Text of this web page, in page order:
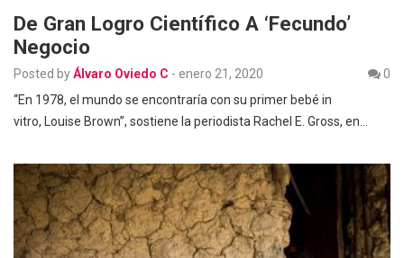
De Gran Logro Científico A ‘fecundo’
Negocio
Posted byÁlvaro Oviedo C - enero 21, 2020
0
“En 1978, el mundo se encontraría con su primer bebé in
vitro, Louise Brown”, sostiene la periodista Rachel E. Gross, en…